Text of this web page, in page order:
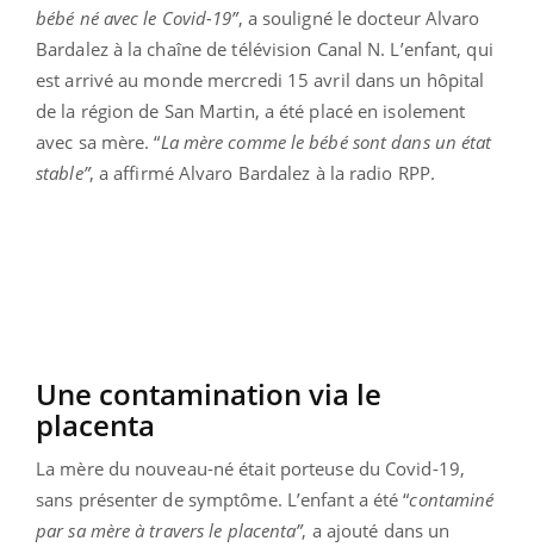
bébé né avec le Covid-19”, a souligné le docteur Alvaro
Bardalez à la chaîne de télévision Canal N. L’enfant, qui
est arrivé au monde mercredi 15 avril dans un hôpital
de la région de San Martin, a été placé en isolement
avec sa mère. “La mère comme le bébé sont dans un état
stable”, a affirmé Alvaro Bardalez à la radio RPP.
Une contamination via le
placenta
La mère du nouveau-né était porteuse du Covid-19,
sans présenter de symptôme. L’enfant a été “contaminé
par sa mère à travers le placenta”, a ajouté dans un